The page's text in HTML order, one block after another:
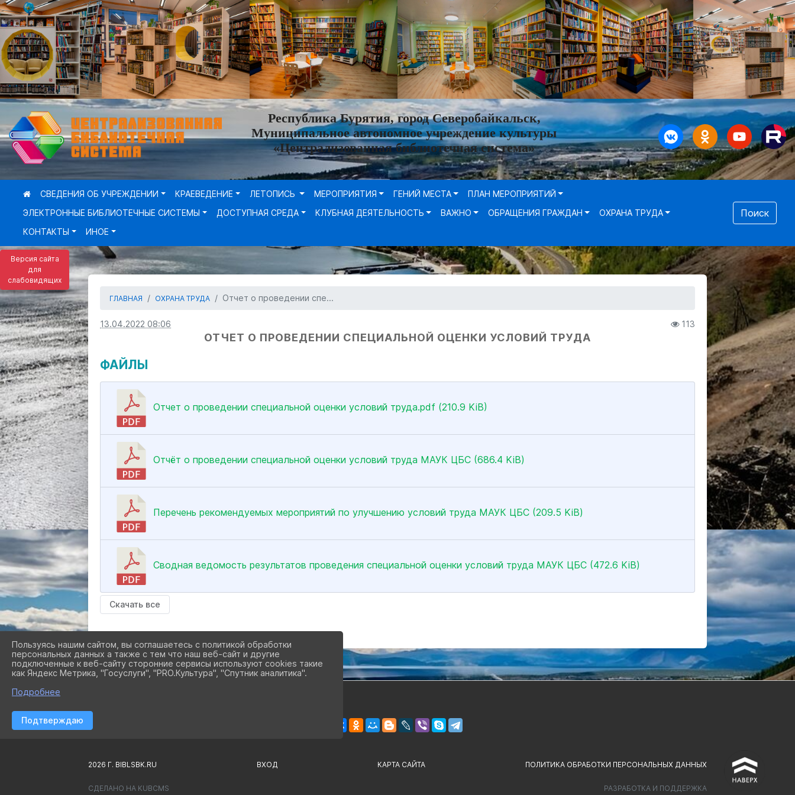
Версия сайта
для
слабовидящих
Республика Бурятия, город Северобайкальск,
Муниципальное автономное учреждение культуры
«Централизованная библиотечная система»
СВЕДЕНИЯ ОБ УЧРЕЖДЕНИИ КРАЕВЕДЕНИЕ ЛЕТОПИСЬ МЕРОПРИЯТИЯ ГЕНИЙ МЕСТА
ПЛАН МЕРОПРИЯТИЙ
ЭЛЕКТРОННЫЕ БИБЛИОТЕЧНЫЕ СИСТЕМЫ
ДОСТУПНАЯ СРЕДА КЛУБНАЯ ДЕЯТЕЛЬНОСТЬ ВАЖНО ОБРАЩЕНИЯ ГРАЖДАН
ОХРАНА ТРУДА
КОНТАКТЫ
ИНОЕ
Поиск
ГЛАВНАЯ ОХРАНА ТРУДА Отчет о проведении спе...
13.04.2022 08:06 113
ОТЧЕТ О ПРОВЕДЕНИИ СПЕЦИАЛЬНОЙ ОЦЕНКИ УСЛОВИЙ ТРУДА
ФАЙЛЫ
Отчет о проведении специальной оценки условий труда.pdf (210.9 KiB)
Отчёт о проведении специальной оценки условий труда МАУК ЦБС (686.4 KiB)
Перечень рекомендуемых мероприятий по улучшению условий труда МАУК ЦБС (209.5 KiB)
Сводная ведомость результатов проведения специальной оценки условий труда МАУК ЦБС (472.6 KiB)
Скачать все
^
2026 Г. BIBLSBK.RU ВХОД КАРТА САЙТА ПОЛИТИКА ОБРАБОТКИ ПЕРСОНАЛЬНЫХ ДАННЫХ
СДЕЛАНО НА KUBCMS РАЗРАБОТКА И ПОДДЕРЖКА
Пользуясь нашим сайтом, вы соглашаетесь с политикой обработки
персональных данных а также с тем что наш веб-сайт и другие
подключенные к веб-сайту сторонние сервисы используют cookies такие
как Яндекс Метрика, "Госуслуги", "PRO.Культура", "Спутник аналитика".
Подробнее
Подтверждаю